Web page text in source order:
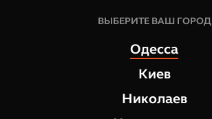
ВЫБЕРИТЕ ВАШ ГОРОД
Одесса
Киев
Николаев